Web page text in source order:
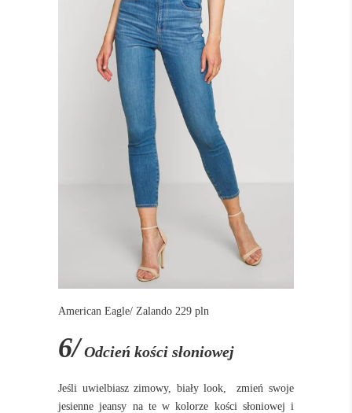
American Eagle/ Zalando 229 pln
6/ Odcień kości słoniowej
Jeśli uwielbiasz zimowy, biały look, zmień swoje
jesienne jeansy na te w kolorze kości słoniowej i